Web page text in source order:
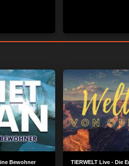
Bewohner
TIERWELT Live - Die